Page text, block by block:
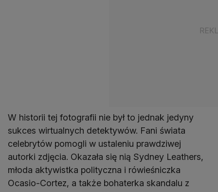
W historii tej fotografii nie był to jednak jedyny
sukces wirtualnych detektywów. Fani świata
celebrytów pomogli w ustaleniu prawdziwej
autorki zdjęcia. Okazała się nią Sydney Leathers,
młoda aktywistka polityczna i rówieśniczka
Ocasio-Cortez, a także bohaterka skandalu z